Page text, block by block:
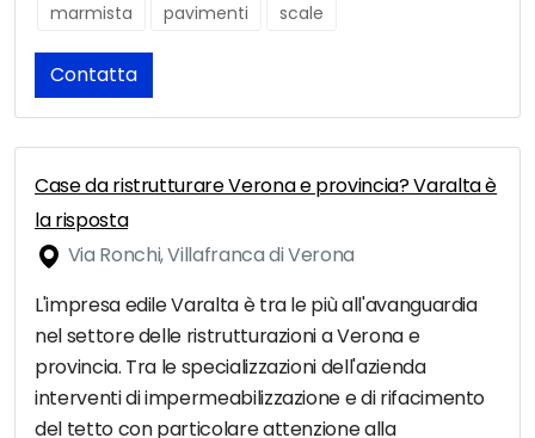
marmista pavimenti scale
Contatta
Case da ristrutturare Verona e provincia? Varalta è
la risposta
Via Ronchi, Villafranca di Verona
L'impresa edile Varalta è tra le più all'avanguardia
nel settore delle ristrutturazioni a Verona e
provincia. Tra le specializzazioni dell'azienda
interventi di impermeabilizzazione e di rifacimento
del tetto con particolare attenzione alla